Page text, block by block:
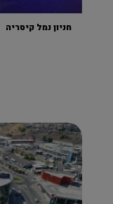
חניון נמל קיסריה